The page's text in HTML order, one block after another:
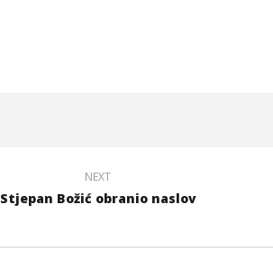
NEXT
Stjepan Božić obranio naslov